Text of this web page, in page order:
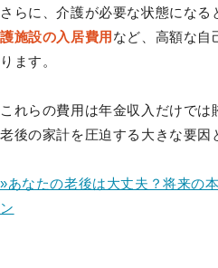
さらに、介護が必要な状態になる
護施設の入居費用 など、高額な自
ります。
これらの費用は年金収入だけでは
老後の家計を圧迫する大きな要因
»あなたの老後は大丈夫？将来の
ン